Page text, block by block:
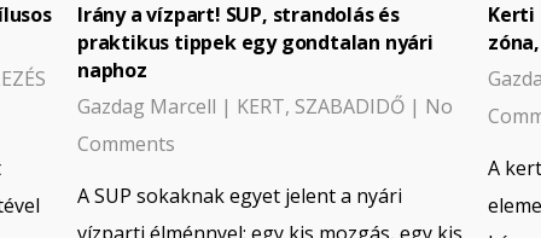
Irány a vízpart! SUP, strandolás és
praktikus tippek egy gondtalan nyári
naphoz
Gazdag Marcell | KERT, SZABADIDŐ | No
Comments
A SUP sokaknak egyet jelent a nyári
Kerti
A